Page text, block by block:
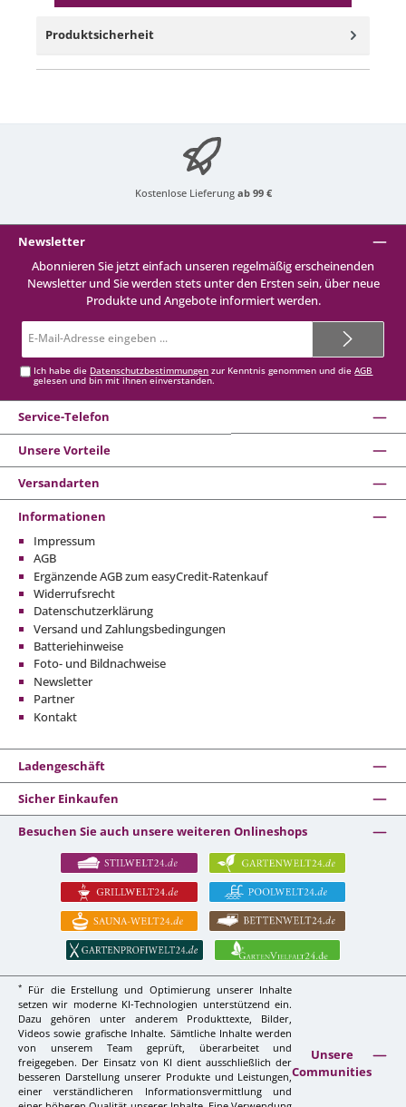
Produktsicherheit
Kostenlose Lieferung ab 99 €
Newsletter
Abonnieren Sie jetzt einfach unseren regelmäßig erscheinenden
Newsletter und Sie werden stets unter den Ersten sein, über neue
Produkte und Angebote informiert werden.
Mail-
Ich habe die Datenschutzbestimmungen zur Kenntnis genommen und dieAGB
gelesen und bin mit ihnen einverstanden.
Service-Telefon
Unsere Vorteile
Versandarten
Informationen
Impressum
AGB
Ergänzende AGB zum easyCredit-Ratenkauf
Widerrufsrecht
Datenschutzerklärung
Versand und Zahlungsbedingungen
Batteriehinweise
Foto- und Bildnachweise
Newsletter
Partner
Kontakt
Ladengeschäft
Sicher Einkaufen
Besuchen Sie auch unsere weiteren Onlineshops
*
Für die Erstellung und Optimierung unserer Inhalte
setzen wir moderne KI-Technologien unterstützend ein.
Dazu gehören unter anderem Produkttexte, Bilder,
Videos sowie grafische Inhalte. Sämtliche Inhalte werden
von unserem Team geprüft, überarbeitet und
freigegeben. Der Einsatz von KI dient ausschließlich der
besseren Darstellung unserer Produkte und Leistungen,
einer verständlicheren Informationsvermittlung und
Unsere
Communities